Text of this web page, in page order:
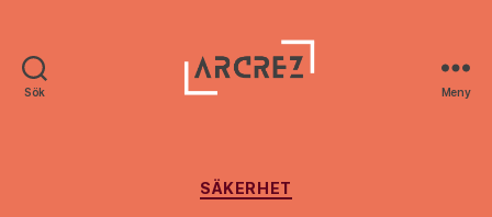
Sök Meny
Kategorier
SÄKERHET